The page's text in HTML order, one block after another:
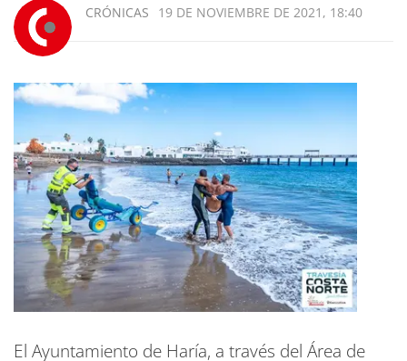
CRÓNICAS 19 DE NOVIEMBRE DE 2021, 18:40
El Ayuntamiento de Haría, a través del Área de